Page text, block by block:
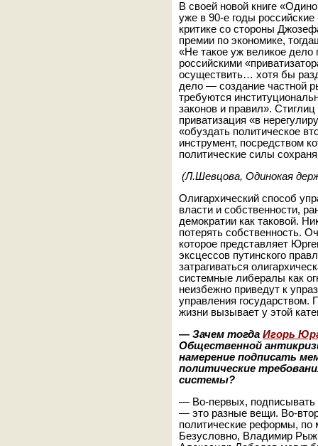
В своей новой книге
уже в 90-е годы
критике со стороны
премии по экономике,
«Не такое уж великое
российскими
осуществить… хотя бы
дело — создание частной
требуются
законов и правил».
приватизация «в
«обуздать политическое
инструмент, посредством
политические силы
(Л.Шевцова, Одинокая
Олигархический способ
власти и собственности,
демократии как таковой.
потерять собственность.
которое представляет
эксцессов путинского
затрагиваться
системные либералы как
неизбежно приведут к
управления государством.
жизни вызывает у этой
— Зачем тогда Игорь
Общественной
намерение подписать
политические
системы?
— Во-первых, подписывать
— это разные вещи. Во-
политические реформы,
Безусловно, Владимир